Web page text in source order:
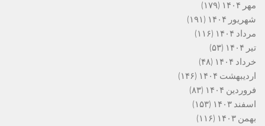
مهر ۱۴۰۴
(۱۷۹)
شهریور ۱۴۰۴
(۱۹۱)
مرداد ۱۴۰۴
(۱۱۶)
تیر ۱۴۰۴
(۵۳)
خرداد ۱۴۰۴
(۴۸)
اردیبهشت ۱۴۰۴
(۱۴۶)
فروردین ۱۴۰۴
(۸۳)
اسفند ۱۴۰۳
(۱۵۳)
بهمن ۱۴۰۳
(۱۱۶)